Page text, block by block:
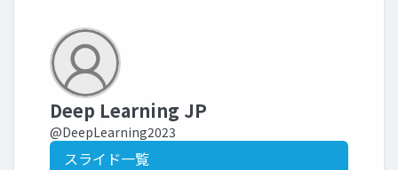
Deep Learning JP
@DeepLearning2023
スライド一覧